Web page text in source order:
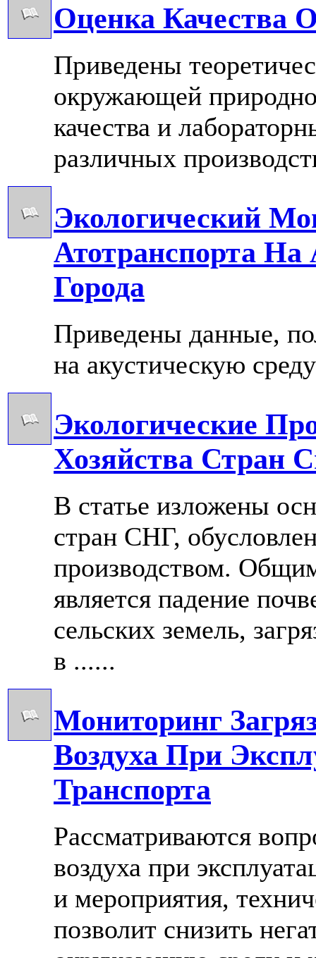
Оценка Качества
Приведены
окружающей
качества и
различных
Экологический
Атотранспорта На
Города
Приведены данные,
на акустическую
Экологические
Хозяйства Стран
В статье изложены
стран СНГ,
производством.
является падение
сельских земель,
в ......
Мониторинг
Воздуха При
Транспорта
Рассматриваются
воздуха при
и мероприятия,
позволит снизить